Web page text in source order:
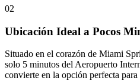
02
Ubicación Ideal a Pocos
Situado en el corazón de Miami
solo 5 minutos del Aeropuerto
convierte en la opción perfecta